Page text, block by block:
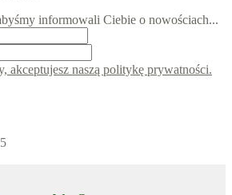
informowali Ciebie o nowościach...
akceptujesz naszą politykę prywatności.